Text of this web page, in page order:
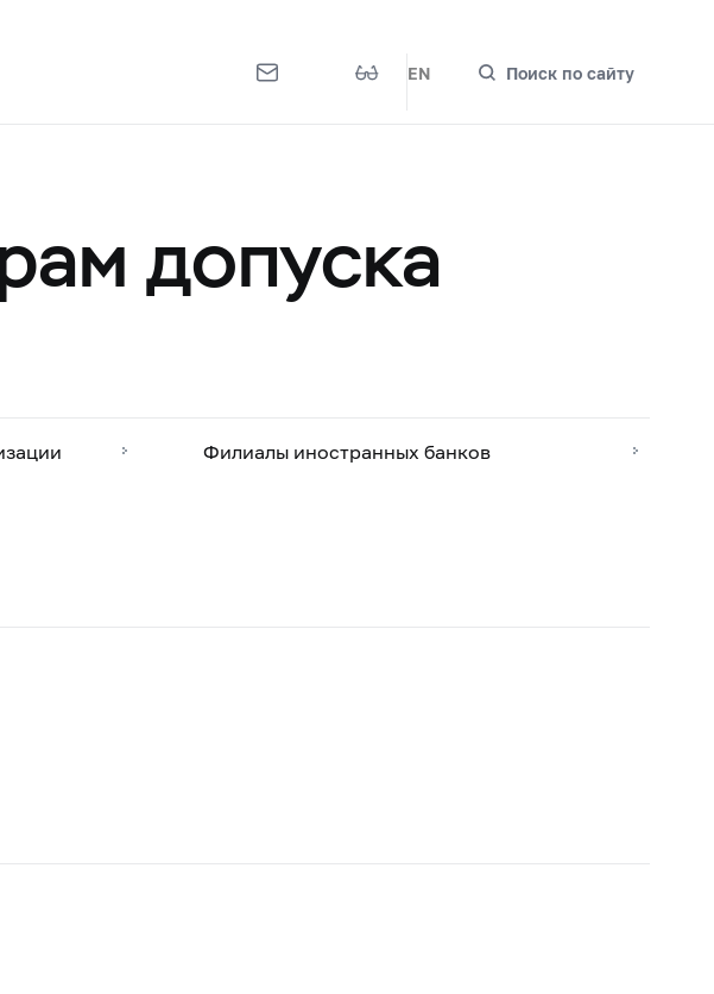
EN Поиск по сайту
допуска
Филиалы иностранных банков